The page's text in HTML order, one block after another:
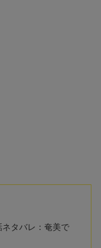
ネタバレ：奄美で